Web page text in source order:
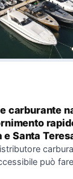
carburante
e Santa
può